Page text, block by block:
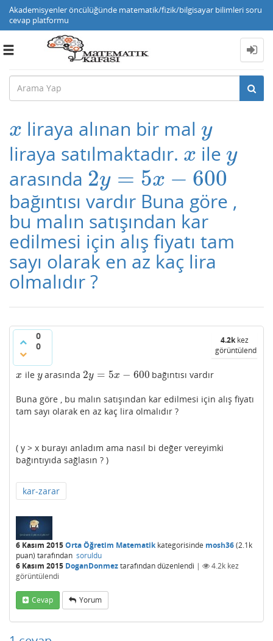
Akademisyenler öncülüğünde matematik/fizik/bilgisayar bilimleri soru
cevap platformu
Toggle
x
x liraya alınan bir mal y
y
liraya satılmaktadır. x
x ile y
y
arasında 2y = 5x − 600
2y= 5x −600
bağıntısı vardır Buna göre ,
bu malın satışından kar
edilmesi için alış fiyatı tam
sayı olarak en az kaç lira
olmalıdır ?
0
0
4.2kkez
görüntülendi
x
x ile y
yarasında 2y = 5x − 600
2y= 5x −600 bağıntısı vardır
Buna göre , bu malın satışından kar edilmesi için alış fiyatı
tam sayı olarak en az kaç lira olmalıdır ?
( y > x burayı anladım ama nasıl bi değer vereyimki
bağıntıyıda sağlasın ? )
kar-zarar
6 Kasım 2015Orta Öğretim Matematikkategorisinde mosh36(2.1k
puan) tarafından soruldu
6 Kasım 2015 DoganDonmeztarafındandüzenlendi | 4.2k kez
görüntülendi
Cevap Yorum